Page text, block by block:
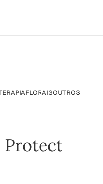
FLORAISOUTROS
Protect